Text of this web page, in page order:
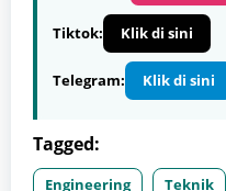
Tiktok: Klik di sini
Telegram: Klik di sini
Tagged:
Engineering Teknik